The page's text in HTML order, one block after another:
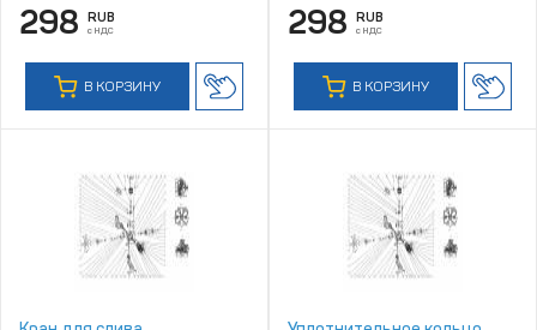
298 RUB
с НДС
В КОРЗИНУ
298 RUB
с НДС
В КОРЗИНУ